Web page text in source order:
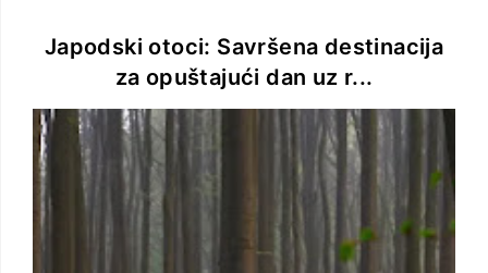
Japodski otoci: Savršena destinacija
za opuštajući dan uz r...